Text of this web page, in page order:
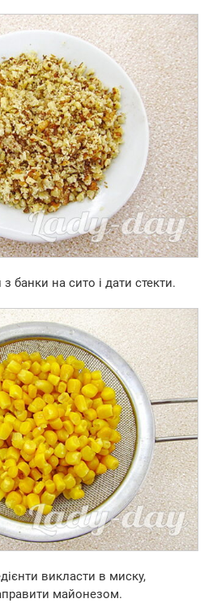
банки на сито і дати стекти.
викласти в миску,
майонезом.